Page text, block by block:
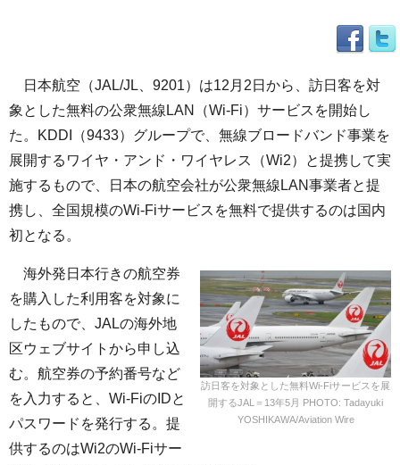
日本航空（JAL/JL、9201）は12月2日から、訪日客を対
象とした無料の公衆無線LAN（Wi-Fi）サービスを開始し
た。KDDI（9433）グループで、無線ブロードバンド事業を
展開するワイヤ・アンド・ワイヤレス（Wi2）と提携して実
施するもので、日本の航空会社が公衆無線LAN事業者と提
携し、全国規模のWi-Fiサービスを無料で提供するのは国内
初となる。
訪日客を対象とした無料Wi-Fiサービスを展
開するJAL＝13年5月 PHOTO: Tadayuki
YOSHIKAWA/Aviation Wire
海外発日本行きの航空券
を購入した利用客を対象に
したもので、JALの海外地
区ウェブサイトから申し込
む。航空券の予約番号など
を入力すると、Wi-FiのIDと
パスワードを発行する。提
供するのはWi2のWi-Fiサー